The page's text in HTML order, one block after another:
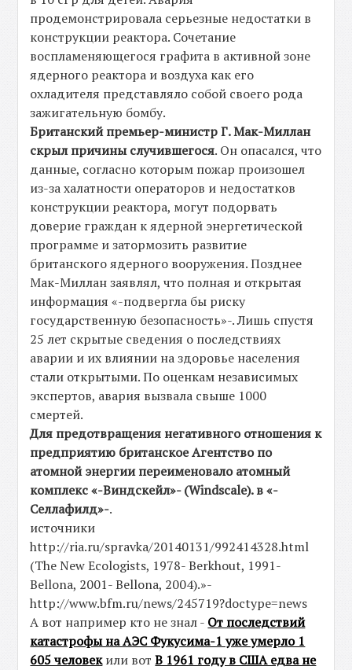
продемонстрировала серьезные недостатки в
конструкции реактора. Сочетание
воспламеняющегося графита в активной зоне
ядерного реактора и воздуха как его
охладителя представляло собой своего рода
зажигательную бомбу.
Британский премьер-министр Г. Мак-Миллан
скрыл причины случившегося. Он опасался, что
данные, согласно которым пожар произошел
из-за халатности операторов и недостатков
конструкции реактора, могут подорвать
доверие граждан к ядерной энергетической
программе и затормозить развитие
британского ядерного вооружения. Позднее
Мак-Миллан заявлял, что полная и открытая
информация «-подвергла бы риску
государственную безопасность»-. Лишь спустя
25 лет скрытые сведения о последствиях
аварии и их влиянии на здоровье населения
стали открытыми. По оценкам независимых
экспертов, авария вызвала свыше 1000
смертей.
Для предотвращения негативного отношения к
предприятию британское Агентство по
атомной энергии переименовало атомный
комплекс «-Виндскейл»- (Windscale). в «-
Селлафилд»-.
источники
http://ria.ru/spravka/20140131/992414328.html
(The New Ecologists, 1978- Berkhout, 1991-
Bellona, 2001- Bellona, 2004).»-
http://www.bfm.ru/news/245719?doctype=news
А вот например кто не знал - От последствий
катастрофы на АЭС Фукусима-1 уже умерло 1
605 человек или вотВ 1961 году в США едва не